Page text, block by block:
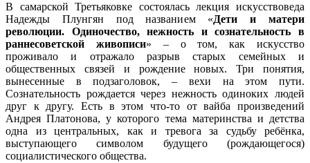
В самарской Третьяковке состоялась лекция искусствоведа
Надежды Плунгян под названием «Дети и матери
революции. Одиночество, нежность и сознательность в
раннесоветской живописи» – о том, как искусство
проживало и отражало разрыв старых семейных и
общественных связей и рождение новых. Три понятия,
вынесенные в подзаголовок, – вехи на этом пути.
Сознательность рождается через нежность одиноких людей
друг к другу. Есть в этом что-то от вайба произведений
Андрея Платонова, у которого тема материнства и детства
одна из центральных, как и тревога за судьбу ребёнка,
выступающего символом будущего (рождающегося)
социалистического общества.